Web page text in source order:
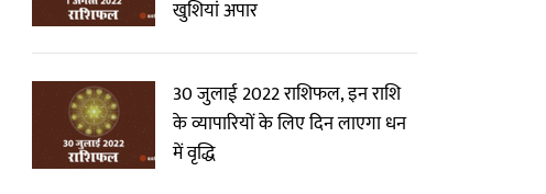
खुशियां अपार
30 जुलाई 2022 राशिफल, इन राशि
के व्यापारियों के लिए दिन लाएगा धन
में वृद्धि